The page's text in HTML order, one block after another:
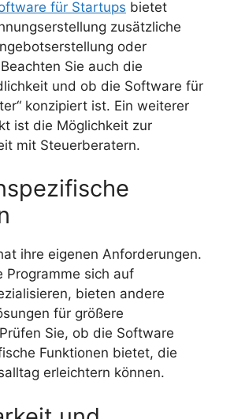
für Startups bietet
zusätzliche
oder
Sie auch die
und ob die Software für
konzipiert ist. Ein weiterer
ist die Möglichkeit zur
mit Steuerberatern.
ihre eigenen Anforderungen.
Programme sich auf
bieten andere
für größere
Sie, ob die Software
Funktionen bietet, die
erleichtern können.